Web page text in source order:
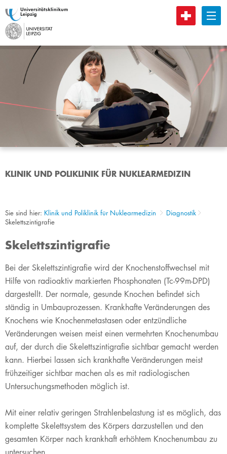
B
KLINIK UND POLIKLINIK FÜR NUKLEARMEDIZIN
Sie sind hier: Klinik und Poliklinik für Nuklearmedizin
Diagnostik
Skelettszintigrafie
Skelettszintigrafie
​Bei der Skelettszintigrafie wird der Knochenstoffwechsel mit
Hilfe von radioaktiv markierten Phosphonaten (Tc-99m-DPD)
dargestellt. Der normale, gesunde Knochen befindet sich
ständig in Umbauprozessen. Krankhafte Veränderungen des
Knochens wie Knochenmetastasen oder entzündliche
Veränderungen weisen meist einen vermehrten Knochenumbau
auf, der durch die Skelettszintigrafie sichtbar gemacht werden
kann. Hierbei lassen sich krankhafte Veränderungen meist
frühzeitiger sichtbar machen als es mit radiologischen
Untersuchungsmethoden möglich ist.
Mit einer relativ geringen Strahlenbelastung ist es möglich, das
komplette Skelettsystem des Körpers darzustellen und den
gesamten Körper nach krankhaft erhöhtem Knochenumbau zu